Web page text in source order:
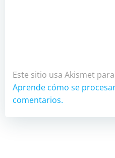
Este sitio usa Akismet
Aprende cómo se
comentarios.